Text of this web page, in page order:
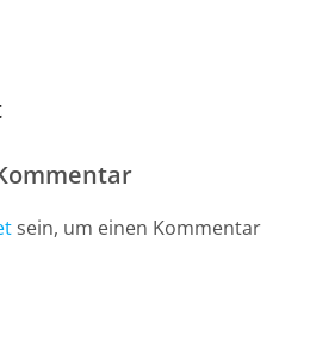
sein, um einen Kommentar